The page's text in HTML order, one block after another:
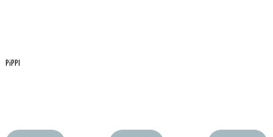
PiPPI